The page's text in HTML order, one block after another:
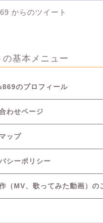
からのツイート
の基本メニュー
のプロフィール
わせページ
ップ
シーポリシー
（MV、歌ってみた動画）の